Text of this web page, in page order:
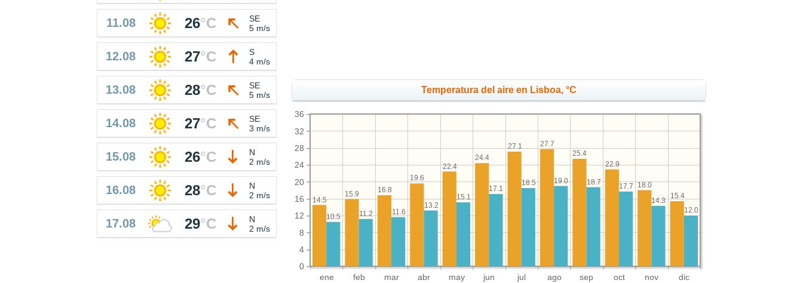
Temperatura del aire en Lisboa, °C
ene feb mar abr may jun jul ago sep oct nov dic
0
4
8
12
16
20
24
28
32
36
15.4
18.0
22.9
25.4
27.7
27.1
24.4
22.4
19.6
16.8
15.9
14.5
12.0
14.3
17.7
18.7
19.0
18.5
17.1
15.1
13.2
11.6
11.2
10.5
11.08 26°C
SE
5 m/s
12.08 27°C
S
4 m/s
13.08 28°C
SE
5 m/s
14.08 27°C
SE
3 m/s
15.08 26°C
N
2 m/s
16.08 28°C
N
2 m/s
17.08 29°C
N
2 m/s